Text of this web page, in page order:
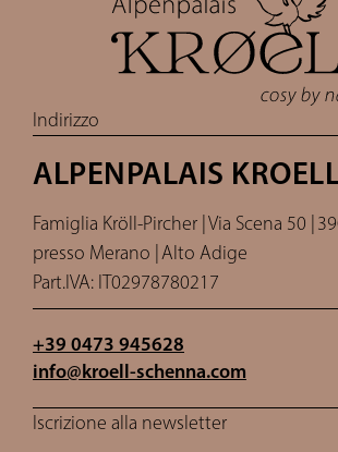
Indirizzo
ALPENPALAIS
Famiglia Kröll-Pircher | Via Scena 50 |
presso Merano | Alto Adige
Part.IVA: IT02978780217
+39 0473 945628
info@kroell-schenna.com
Iscrizione alla newsletter